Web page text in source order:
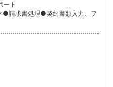
ート
●請求書処理●契約書類入力、フ